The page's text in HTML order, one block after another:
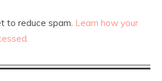
to reduce spam. Learn how your